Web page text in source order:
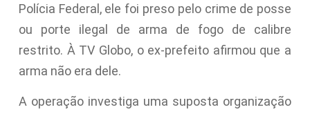
Polícia Federal, ele foi preso pelo crime de posse
ou porte ilegal de arma de fogo de calibre
restrito. À TV Globo, o ex-prefeito afirmou que a
arma não era dele.
A operação investiga uma suposta organização